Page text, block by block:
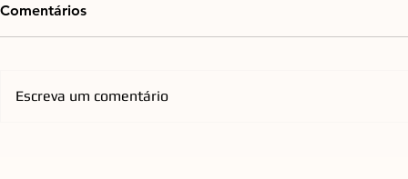
Comentários
Escreva um comentário